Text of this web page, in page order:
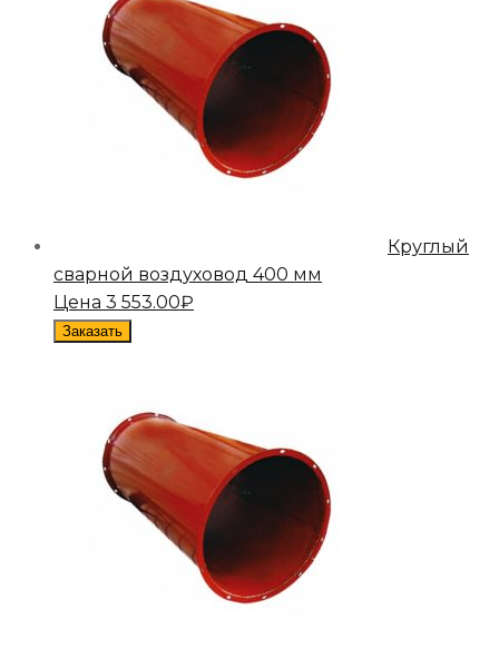
Круглый
сварной воздуховод 400 мм
Цена 3 553.00₽
Заказать